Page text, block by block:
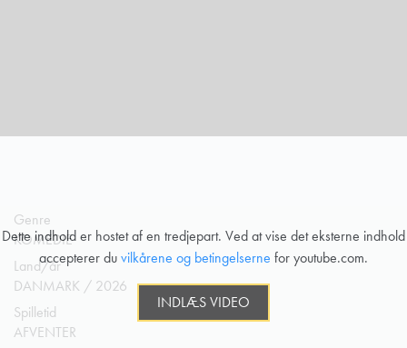
Dette indhold er hostet af en tredjepart. Ved at vise det eksterne indhold
accepterer duvilkårene og betingelserne for youtube.com.
INDLÆS VIDEO
Genre
KOMEDIE
Land/år
DANMARK / 2026
Spilletid
AFVENTER